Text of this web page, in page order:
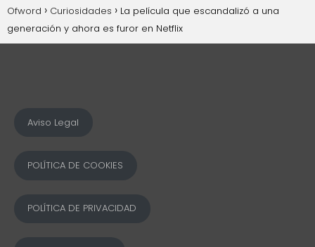
Ofword Curiosidades
La película que escandalizó a una
generación y ahora es furor en Netflix
Aviso Legal
POLÍTICA DE COOKIES
POLÍTICA DE PRIVACIDAD